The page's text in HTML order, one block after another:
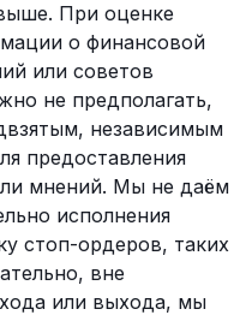
При оценке
о финансовой
или советов
не предполагать,
независимым
предоставления
мнений. Мы не даём
исполнения
стоп-ордеров, таких
вне
или выхода, мы